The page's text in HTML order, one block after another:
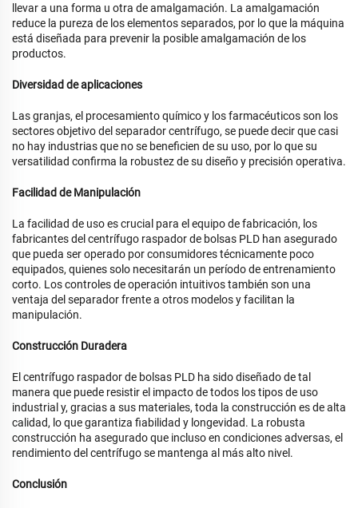
llevar a una forma u otra de amalgamación. La amalgamación
reduce la pureza de los elementos separados, por lo que la máquina
está diseñada para prevenir la posible amalgamación de los
productos.
Diversidad de aplicaciones
Las granjas, el procesamiento químico y los farmacéuticos son los
sectores objetivo del separador centrífugo, se puede decir que casi
no hay industrias que no se beneficien de su uso, por lo que su
versatilidad confirma la robustez de su diseño y precisión operativa.
Facilidad de Manipulación
La facilidad de uso es crucial para el equipo de fabricación, los
fabricantes del centrífugo raspador de bolsas PLD han asegurado
que pueda ser operado por consumidores técnicamente poco
equipados, quienes solo necesitarán un período de entrenamiento
corto. Los controles de operación intuitivos también son una
ventaja del separador frente a otros modelos y facilitan la
manipulación.
Construcción Duradera
El centrífugo raspador de bolsas PLD ha sido diseñado de tal
manera que puede resistir el impacto de todos los tipos de uso
industrial y, gracias a sus materiales, toda la construcción es de alta
calidad, lo que garantiza fiabilidad y longevidad. La robusta
construcción ha asegurado que incluso en condiciones adversas, el
rendimiento del centrífugo se mantenga al más alto nivel.
Conclusión